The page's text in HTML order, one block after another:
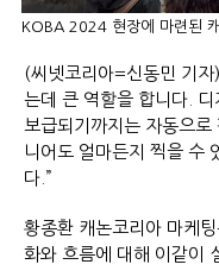
KOBA 2024 현장에 마련된
(씨넷코리아=신동민 기
는데 큰 역할을 합니다.
보급되기까지는 자동으
니어도 얼마든지 찍을 수
다.”
황종환 캐논코리아 마케
화와 흐름에 대해 이같이